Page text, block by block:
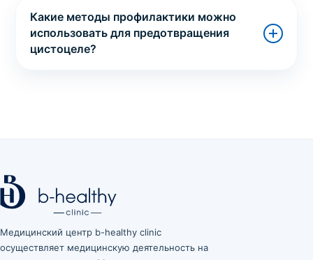
Какие методы профилактики можно
использовать для предотвращения
цистоцеле?
Медицинский центр b-healthy clinic
осуществляет медицинскую деятельность на